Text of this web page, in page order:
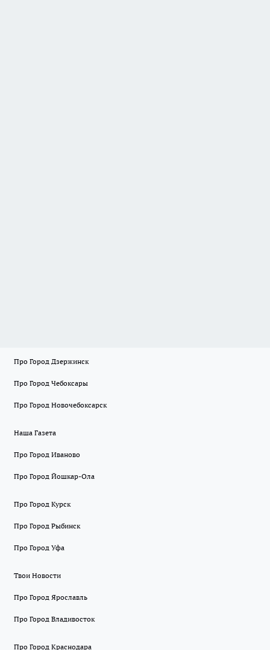
Про Город Дзержинск
Про Город Чебоксары
Про Город Новочебоксарск
Наша Газета
Про Город Иваново
Про Город Йошкар-Ола
Про Город Курск
Про Город Рыбинск
Про Город Уфа
Твои Новости
Про Город Ярославль
Про Город Владивосток
Про Город Краснодара